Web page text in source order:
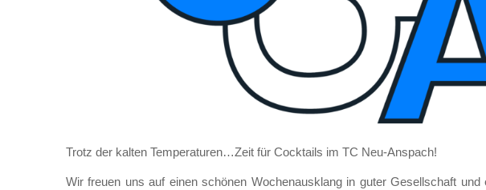
Trotz der kal­ten Temperaturen…Zeit für Cock­tails im TC Neu-Anspach!
Wir freu­en uns auf einen schö­nen Wochen­aus­klang in guter Gesell­schaft und